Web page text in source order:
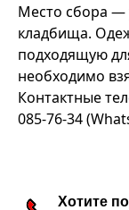
Место сбора —
кладбища.
подходящую
необходимо
Контактные
085-76-34
Хотите